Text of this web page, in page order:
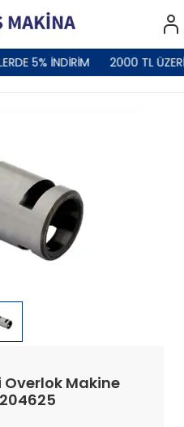
5% İNDİRİM 2000 TL
Overlok Makine